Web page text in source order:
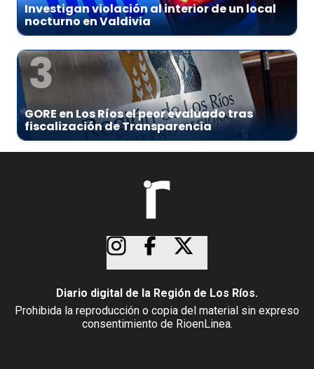
Investigan violación al interior de un local
nocturno en Valdivia
3
GORE en Los Ríos el peor evaluado tras
fiscalización de Transparencia
Diario digital de la Región de Los Ríos.
Prohibida la reproducción o copia del material sin expreso
consentimiento de RioenLinea.